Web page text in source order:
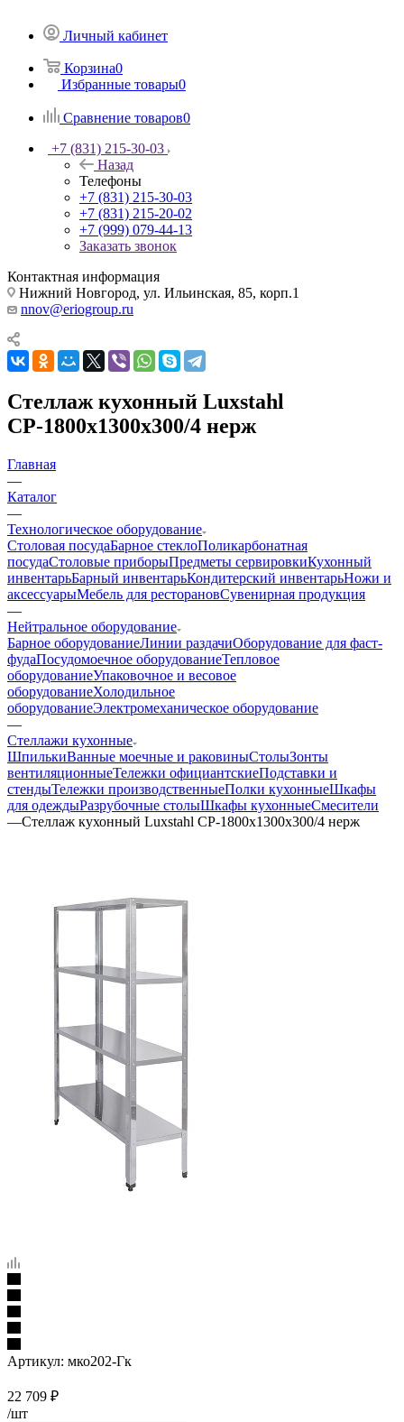
Личный кабинет
Корзина0
Избранные товары0
Сравнение товаров0
+7 (831) 215-30-03
Назад
Телефоны
+7 (831) 215-30-03
+7 (831) 215-20-02
+7 (999) 079-44-13
Заказать звонок
Контактная информация
Нижний Новгород, ул. Ильинская, 85, корп.1
nnov@eriogroup.ru
Стеллаж кухонный Luxstahl
СР-1800х1300х300/4 нерж
Главная
—
Каталог
—
Технологическое оборудование
Столовая посудаБарное стеклоПоликарбонатная
посудаСтоловые приборыПредметы сервировкиКухонный
инвентарьБарный инвентарьКондитерский инвентарьНожи и
аксессуарыМебель для ресторановСувенирная продукция
—
Нейтральное оборудование
Барное оборудованиеЛинии раздачиОборудование для фаст-
фудаПосудомоечное оборудованиеТепловое
оборудованиеУпаковочное и весовое
оборудованиеХолодильное
оборудованиеЭлектромеханическое оборудование
—
Стеллажи кухонные
ШпилькиВанные моечные и раковиныСтолыЗонты
вентиляционныеТележки официантскиеПодставки и
стендыТележки производственныеПолки кухонныеШкафы
для одеждыРазрубочные столыШкафы кухонныеСмесители
—Стеллаж кухонный Luxstahl СР-1800х1300х300/4 нерж
Артикул: мко202-Гк
22 709 ₽
/шт